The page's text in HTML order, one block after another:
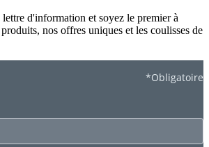
d'information et soyez le premier à
nos offres uniques et les coulisses de
*Obligatoire